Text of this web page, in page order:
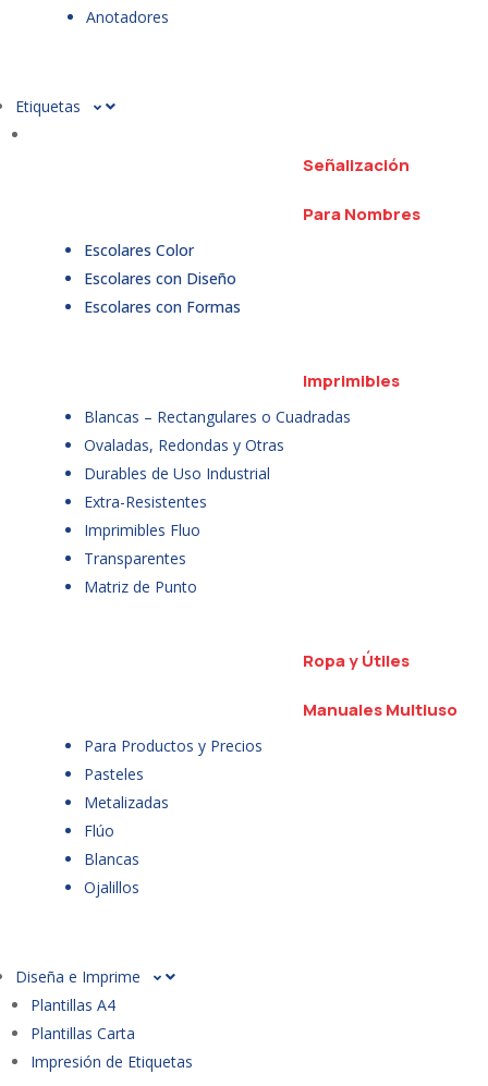
Anotadores
Etiquetas
Señalización
Para Nombres
Escolares Color
Escolares con Diseño
Escolares con Formas
Imprimibles
Blancas – Rectangulares o Cuadradas
Ovaladas, Redondas y Otras
Durables de Uso Industrial
Extra-Resistentes
Imprimibles Fluo
Transparentes
Matriz de Punto
Ropa y Útiles
Manuales Multiuso
Para Productos y Precios
Pasteles
Metalizadas
Flúo
Blancas
Ojalillos
Diseña e Imprime
Plantillas A4
Plantillas Carta
Impresión de Etiquetas